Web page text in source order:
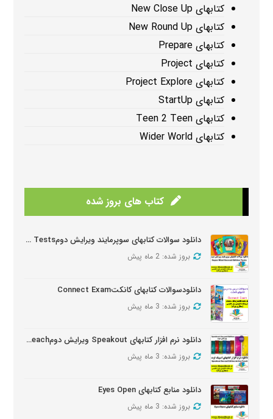
کتابهای New Close Up
کتابهای New Round Up
کتابهای Prepare
کتابهای Project
کتابهای Project Explore
کتابهای StartUp
کتابهای Teen 2 Teen
کتابهای Wider World
کتاب های بروز شده
دانلود سوالات کتابهای سوپرمایند ویرایش دومSuper Mind Tests
بروز شده: 2 ماه پیش
دانلودسوالات کتابهای کانکتConnect Exam
بروز شده: 3 ماه پیش
دانلود نرم افزار کتابهای Speakout ویرایش دومSpeakout Active Teach
بروز شده: 3 ماه پیش
دانلود منابع کتابهای Eyes Open
بروز شده: 3 ماه پیش